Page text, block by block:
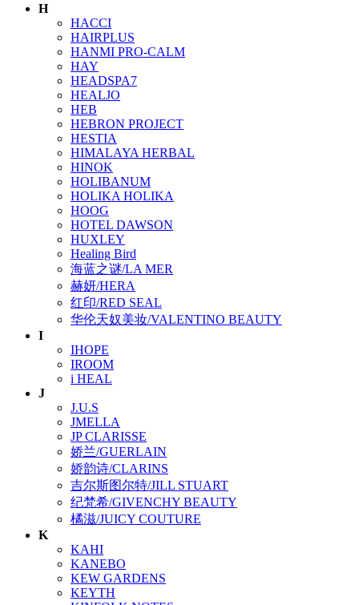
H
HACCI
HAIRPLUS
HANMI PRO-CALM
HAY
HEADSPA7
HEALJO
HEB
HEBRON PROJECT
HESTIA
HIMALAYA HERBAL
HINOK
HOLIBANUM
HOLIKA HOLIKA
HOOG
HOTEL DAWSON
HUXLEY
Healing Bird
海蓝之谜/LA MER
赫妍/HERA
红印/RED SEAL
华伦天奴美妆/VALENTINO BEAUTY
I
IHOPE
IROOM
i HEAL
J
J.U.S
JMELLA
JP CLARISSE
娇兰/GUERLAIN
娇韵诗/CLARINS
吉尔斯图尔特/JILL STUART
纪梵希/GIVENCHY BEAUTY
橘滋/JUICY COUTURE
K
KAHI
KANEBO
KEW GARDENS
KEYTH